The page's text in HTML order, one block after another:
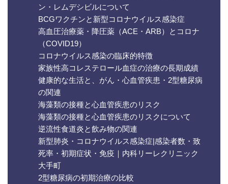
ン・レムデシビルについて
BCGワクチンと新型コロナウイルス感染症
高血圧治療薬・降圧薬（ACE・ARB）とコロナ
（COVID19）
コロナウイルス感染の臨床的特徴
家族性高コレステロール血症の治療の長期成績
健康的な生活と、がん・心血管疾患・2型糖尿病
の関連
海藻類の接種と心血管疾患のリスク
海藻類の接種と心血管疾患のリスクについて
逆流性食道炎と飲み物の関連
新型肺炎・コロナウイルス感染症|感染者数・致
死率・初期症状・免疫｜内科リーレクリニック
大手町
2型糖尿病の初期治療の比較